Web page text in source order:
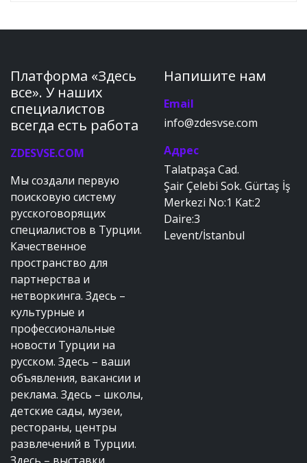
Платформа «Здесь
все». У наших
специалистов
всегда есть работа
ZDESVSE.COM
Мы создали первую
поисковую систему
русскоговорящих
специалистов в Турции.
Качественное
пространство для
партнерства и
нетворкинга. Здесь –
культурные и
профессиональные
новости Турции на
русском. Здесь – ваши
объявления, вакансии и
реклама. Здесь – школы,
детские сады, музеи,
рестораны, центры
развлечений в Турции.
Напишите нам
Email
info@zdesvse.com
Адрес
Talatpaşa Cad.
Şair Çelebi Sok. Gürtaş İş
Merkezi No:1 Kat:2
Daire:3
Levent/İstanbul